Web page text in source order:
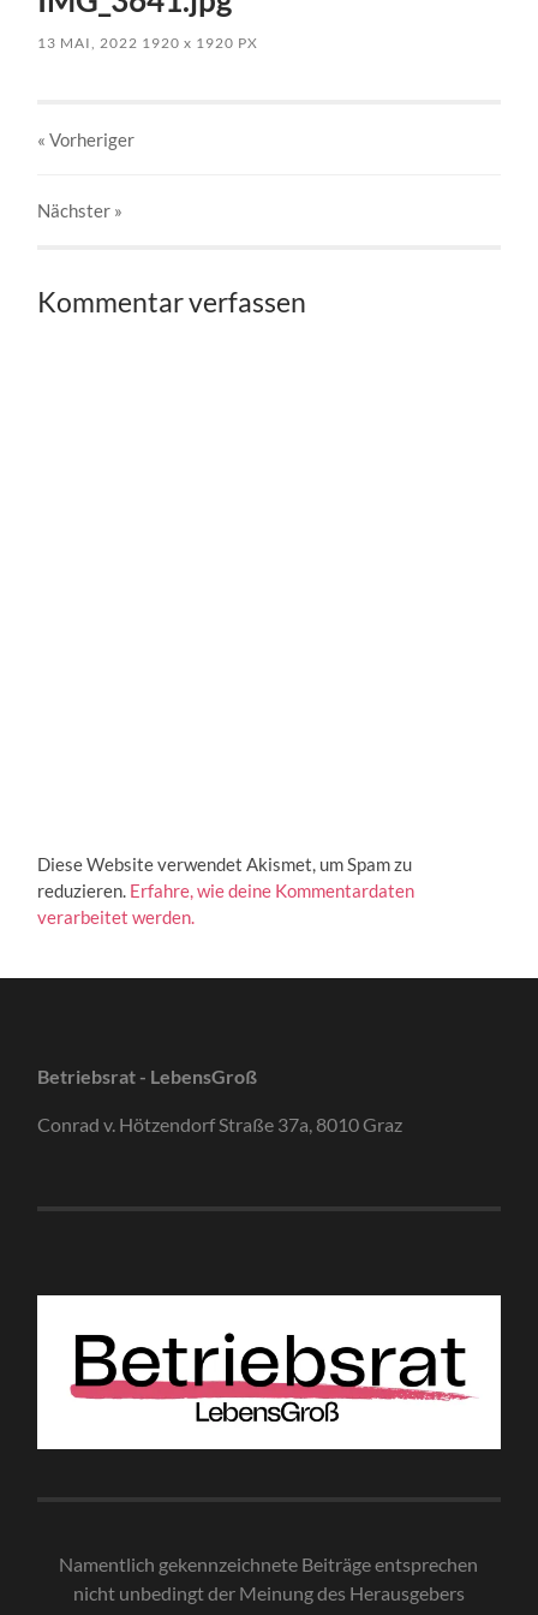
13 MAI, 2022 1920x 1920 PX
« Vorheriger
Nächster »
Kommentar verfassen
Diese Website verwendet Akismet, um Spam zu
reduzieren. Erfahre, wie deine Kommentardaten
verarbeitet werden.
Betriebsrat - LebensGroß
Conrad v. Hötzendorf Straße 37a, 8010 Graz
Namentlich gekennzeichnete Beiträge entsprechen
nicht unbedingt der Meinung des Herausgebers